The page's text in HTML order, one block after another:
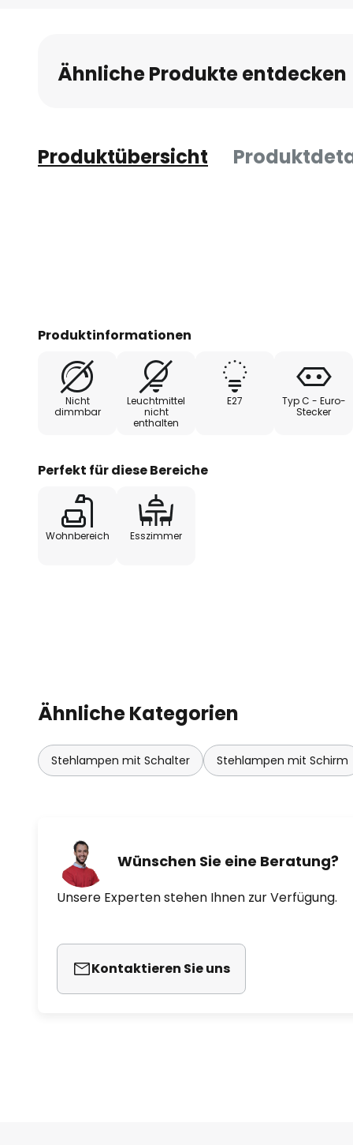
springen
Ähnliche Produkte entdecken
Produktübersicht
Produktinformationen
Nicht
dimmbar
Leuchtmittel
nicht
enthalten
E27
Typ C - Euro-
Stecker
Perfekt für diese Bereiche
Wohnbereich Esszimmer
Ähnliche Kategorien
Stehlampen mit Schalter Stehlampen mit Schirm
Wünschen Sie eine Beratung?
Unsere Experten stehen Ihnen zur Verfügung.
Kontaktieren Sie uns